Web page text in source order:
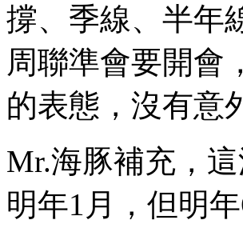
撐、季線、半年
周聯準會要開會
的表態，沒有意
Mr.海豚補充，
明年1月，但明